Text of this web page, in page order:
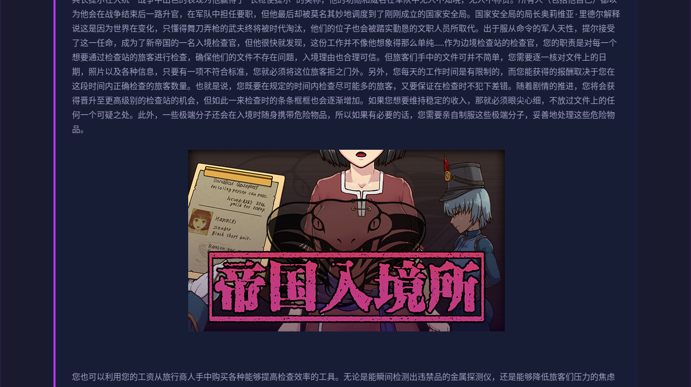
为他会在战争结束后一路升官，在军队中担任要职，但他最后却被莫名其妙地调度到了刚刚成立的国家安全局。国家安全局的局长奥莉维亚·里德尔解释
说这是因为世界在变化，只懂得舞刀弄枪的武夫终将被时代淘汰，他们的位子也会被踏实勤恳的文职人员所取代。出于服从命令的军人天性，提尔接受
了这一任命，成为了新帝国的一名入境检查官，但他很快就发现，这份工作并不像他想象得那么单纯……作为边境检查站的检查官，您的职责是对每一个
想要通过检查站的旅客进行检查，确保他们的文件不存在问题，入境理由也合理可信。但旅客们手中的文件可并不简单，您需要逐一核对文件上的日
期，照片以及各种信息，只要有一项不符合标准，您就必须将这位旅客拒之门外。另外，您每天的工作时间是有限制的，而您能获得的报酬取决于您在
这段时间内正确检查的旅客数量。也就是说，您既要在规定的时间内检查尽可能多的旅客，又要保证在检查时不犯下差错。随着剧情的推进，您将会获
得晋升至更高级别的检查站的机会，但如此一来检查时的条条框框也会逐渐增加。如果您想要维持稳定的收入，那就必须眼尖心细，不放过文件上的任
何一个可疑之处。此外，一些极端分子还会在入境时随身携带危险物品，所以如果有必要的话，您需要亲自制服这些极端分子，妥善地处理这些危险物
品。
您也可以利用您的工资从旅行商人手中购买各种能够提高检查效率的工具。无论是能瞬间检测出违禁品的金属探测仪，还是能够降低旅客们压力的焦虑